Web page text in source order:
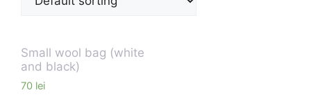
Small wool bag (white
and black)
70 lei